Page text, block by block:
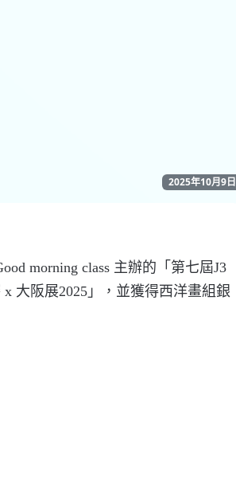
2025年10月9日
morning class 主辦的「第七屆J3
大阪展2025」，並獲得西洋畫組銀